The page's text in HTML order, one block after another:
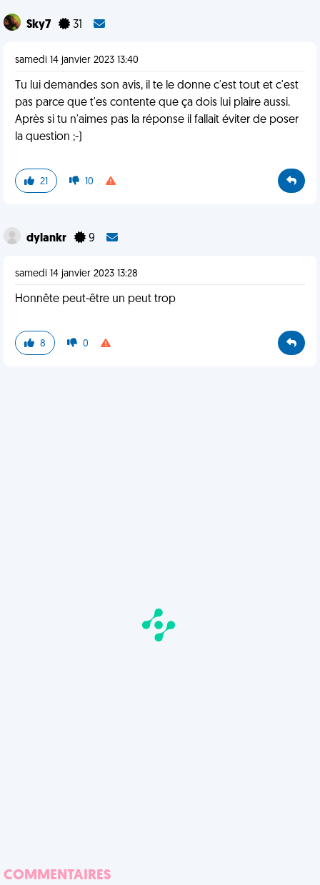
Sky7 31
samedi 14 janvier 2023 13:40
Tu lui demandes son avis, il te le donne c'est tout et c'est
pas parce que t'es contente que ça dois lui plaire aussi.
Après si tu n'aimes pas la réponse il fallait éviter de poser
la question ;-)
21 10
dylankr 9
samedi 14 janvier 2023 13:28
Honnête peut-être un peut trop
8 0
COMMENTAIRES